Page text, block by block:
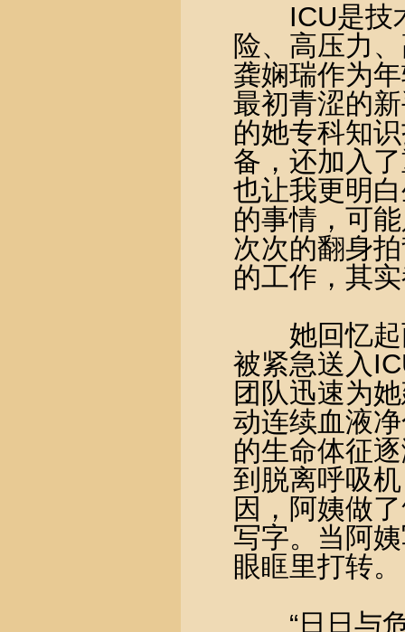
ICU是技术
险、高压力
龚娴瑞作为
最初青涩的
的她专科知
备，还加入
也让我更明
的事情，可
次次的翻身
的工作，其
她回忆起
被紧急送入
团队迅速为
动连续血液
的生命体征
到脱离呼吸
因，阿姨做
写字。当阿
眼眶里打转。
“日日与危